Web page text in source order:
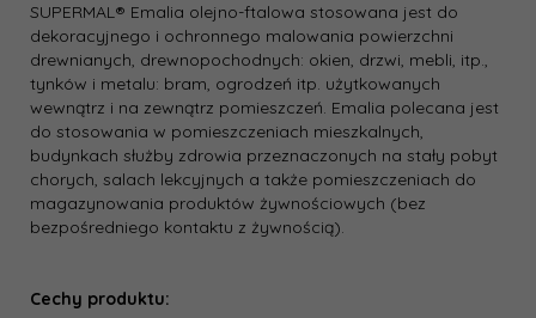
SUPERMAL® Emalia olejno-ftalowa stosowana jest do
dekoracyjnego i ochronnego malowania powierzchni
drewnianych, drewnopochodnych: okien, drzwi, mebli, itp.,
tynków i metalu: bram, ogrodzeń itp. użytkowanych
wewnątrz i na zewnątrz pomieszczeń. Emalia polecana jest
do stosowania w pomieszczeniach mieszkalnych,
budynkach służby zdrowia przeznaczonych na stały pobyt
chorych, salach lekcyjnych a także pomieszczeniach do
magazynowania produktów żywnościowych (bez
bezpośredniego kontaktu z żywnością).
Cechy produktu: